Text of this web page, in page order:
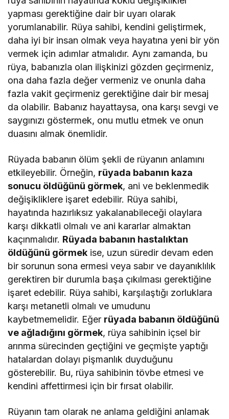
yapması gerektiğine dair bir uyarı olarak
yorumlanabilir. Rüya sahibi, kendini geliştirmek,
daha iyi bir insan olmak veya hayatına yeni bir yön
vermek için adımlar atmalıdır. Aynı zamanda, bu
rüya, babanızla olan ilişkinizi gözden geçirmeniz,
ona daha fazla değer vermeniz ve onunla daha
fazla vakit geçirmeniz gerektiğine dair bir mesaj
da olabilir. Babanız hayattaysa, ona karşı sevgi ve
saygınızı göstermek, onu mutlu etmek ve onun
duasını almak önemlidir.
Rüyada babanın ölüm şekli de rüyanın anlamını
etkileyebilir. Örneğin, rüyada babanın kaza
sonucu öldüğünü görmek, ani ve beklenmedik
değişikliklere işaret edebilir. Rüya sahibi,
hayatında hazırlıksız yakalanabileceği olaylara
karşı dikkatli olmalı ve ani kararlar almaktan
kaçınmalıdır. Rüyada babanın hastalıktan
öldüğünü görmek ise, uzun süredir devam eden
bir sorunun sona ermesi veya sabır ve dayanıklılık
gerektiren bir durumla başa çıkılması gerektiğine
işaret edebilir. Rüya sahibi, karşılaştığı zorluklara
karşı metanetli olmalı ve umudunu
kaybetmemelidir. Eğer rüyada babanın öldüğünü
ve ağladığını görmek, rüya sahibinin içsel bir
arınma sürecinden geçtiğini ve geçmişte yaptığı
hatalardan dolayı pişmanlık duyduğunu
gösterebilir. Bu, rüya sahibinin tövbe etmesi ve
kendini affettirmesi için bir fırsat olabilir.
Rüyanın tam olarak ne anlama geldiğini anlamak